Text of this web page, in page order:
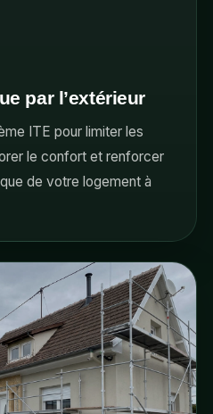
par l’extérieur
ITE pour limiter les
le confort et renforcer
de votre logement à